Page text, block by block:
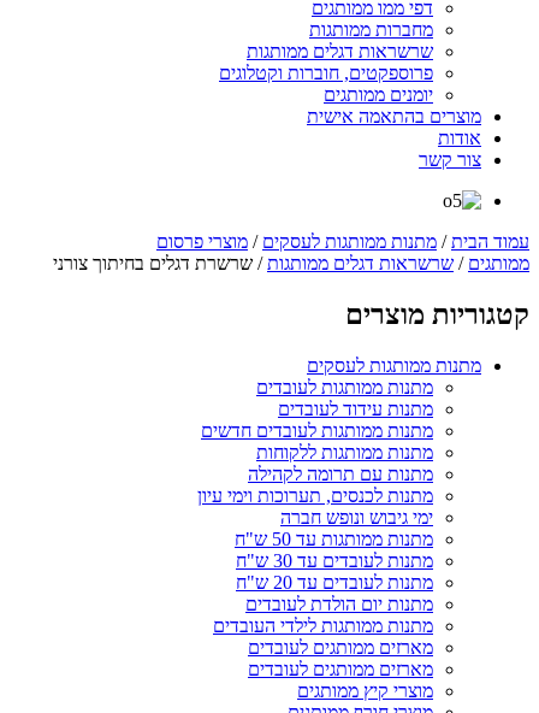
דפי ממו ממותגים
מחברות ממותגות
שרשראות דגלים ממותגות
פרוספקטים, חוברות וקטלוגים
יומנים ממותגים
מוצרים בהתאמה אישית
אודות
צור קשר
עמוד הבית/ מתנות ממותגות לעסקים / מוצרי פרסום
ממותגים / שרשראות דגלים ממותגות/ שרשרת דגלים בחיתוך צורני
קטגוריות מוצרים
מתנות ממותגות לעסקים
מתנות ממותגות לעובדים
מתנות עידוד לעובדים
מתנות ממותגות לעובדים חדשים
מתנות ממותגות ללקוחות
מתנות עם תרומה לקהילה
מתנות לכנסים, תערוכות וימי עיון
ימי גיבוש ונופש חברה
מתנות ממותגות עד 50 ש"ח
מתנות לעובדים עד 30 ש"ח
מתנות לעובדים עד 20 ש"ח
מתנות יום הולדת לעובדים
מתנות ממותגות לילדי העובדים
מארזים ממותגים לעובדים
מארזים ממותגים לעובדים
מוצרי קיץ ממותגים